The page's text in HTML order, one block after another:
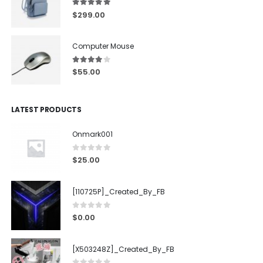
5.00out of 5
$299.00
Computer Mouse
4.00out of 5
$55.00
LATEST PRODUCTS
Onmark001
0out of 5
$25.00
[110725P]_Created_By_FB
0out of 5
$0.00
[X503248Z]_Created_By_FB